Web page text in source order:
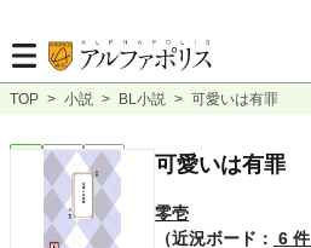
TOP > 小説 > BL小説 > 可愛いは有罪
完結 短編 可愛いは有罪
零壱
（近況ボード： 6 件